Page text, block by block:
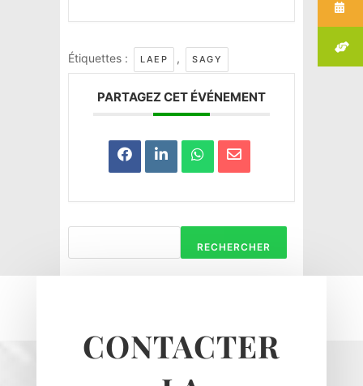
Le Heaulme
Étiquettes : LAEP , SAGY
PARTAGEZ CET ÉVÉNEMENT
RECHERCHER
CONTACTER